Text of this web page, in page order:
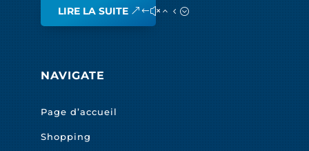
LIRE LA SUITE
NAVIGATE
Page d’accueil
Shopping